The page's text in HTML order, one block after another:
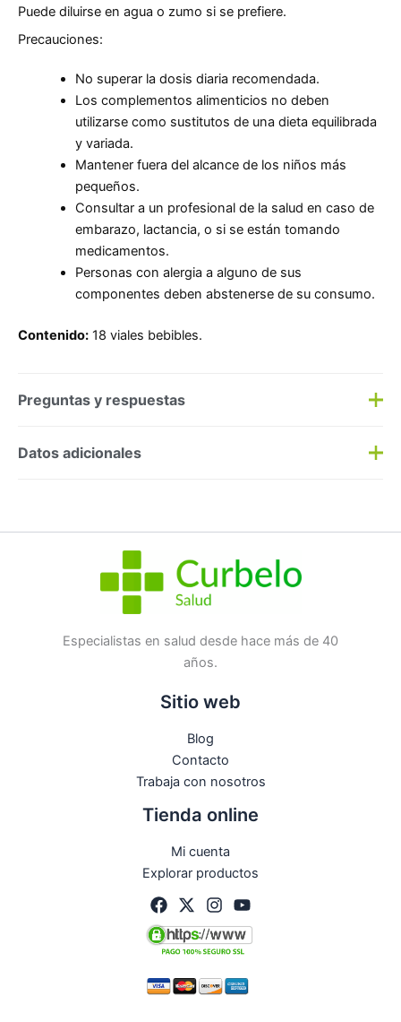
Puede diluirse en agua o zumo si se prefiere.
Precauciones:
No superar la dosis diaria recomendada.
Los complementos alimenticios no deben
utilizarse como sustitutos de una dieta equilibrada
y variada.
Mantener fuera del alcance de los niños más
pequeños.
Consultar a un profesional de la salud en caso de
embarazo, lactancia, o si se están tomando
medicamentos.
Personas con alergia a alguno de sus
componentes deben abstenerse de su consumo.
Contenido: 18 viales bebibles.
Preguntas y respuestas
Preguntas y respuestas
No hay preguntas todavía
Datos adicionales
Especialistas en salud desde hace más de 40
años.
Sitio web
Blog
Contacto
Trabaja con nosotros
Tienda online
Mi cuenta
Explorar productos